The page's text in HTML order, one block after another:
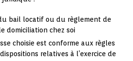
bail locatif ou du règlement de
domiciliation chez soi
choisie est conforme aux règles
relatives à l’exercice de